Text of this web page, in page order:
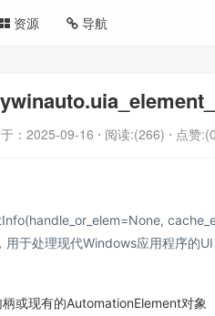
资源 导航
： 2025-09-16 ⋅ 阅读:(266) ⋅ 点赞
于处理现代Windows应用程序的
或现有的AutomationElement对象